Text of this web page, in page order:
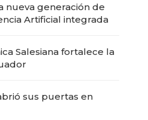
nueva generación de
Artificial integrada
Salesiana fortalece la
sus puertas en